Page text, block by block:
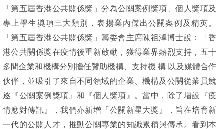
「第五屆香港公共關係獎」分為公關案例獎項、個人獎項及
專上學生奬項三大類別，表揚業內傑出公關案例及精英。
「第五屆香港公共關係獎」籌委會主席陳祖澤博士說：「香
港公共關係獎在疫情後重新啟動，獲得業界熱烈支持，五十
多間企業和機構分別擔任贊助機構、支持機 構 以及媒體合作
伙伴，並吸引了來自不同領域的企業、機構及公關從業員競
逐『公關案例獎項』和『個人獎項』。當中，除了增設『疫
情應對傳訊』，我們亦新增『公關新星大獎』，旨在培育新
一代的公關人才，推動公關專業的知識累積與傳承。看到本